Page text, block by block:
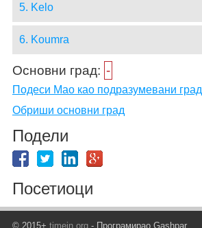
5. Kelo
6. Koumra
Основни град: -
Подеси Mao као подразумевани град
Обриши основни град
Подели
Посетиоци
© 2015+ timein.org- Програмирао Gashpar